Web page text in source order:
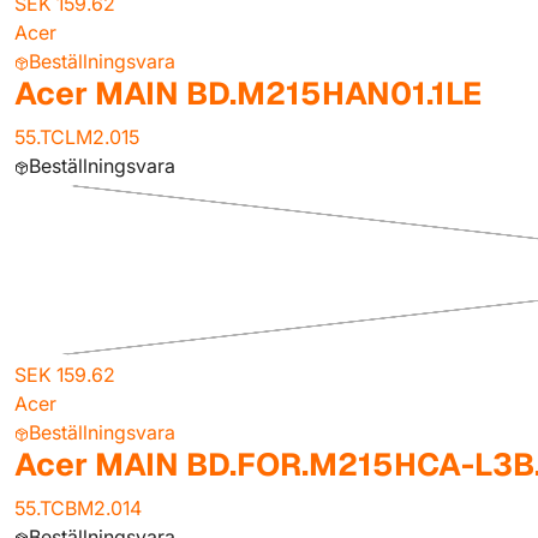
Acer
Beställningsvara
Acer MAIN BD.M215HAN01.1LE
55.TCLM2.015
Beställningsvara
SEK 159.62
Acer
Beställningsvara
Acer MAIN BD.FOR.M215HCA-
55.TCBM2.014